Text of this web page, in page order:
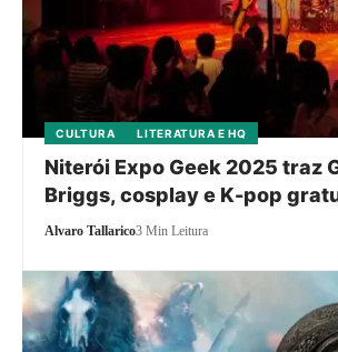
CULTURA LITERATURA E HQ
Niterói Expo Geek 2025 traz
Briggs, cosplay e K-pop
Alvaro Tallarico3 Min Leitura